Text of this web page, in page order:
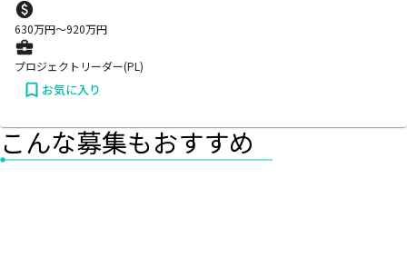
630万円〜920万円
プロジェクトリーダー(PL)
お気に入り
こんな募集もおすすめ